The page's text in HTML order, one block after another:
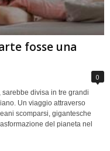
fosse una
0
divisa in tre grandi
Un viaggio attraverso
scomparsi, gigantesche
del pianeta nel